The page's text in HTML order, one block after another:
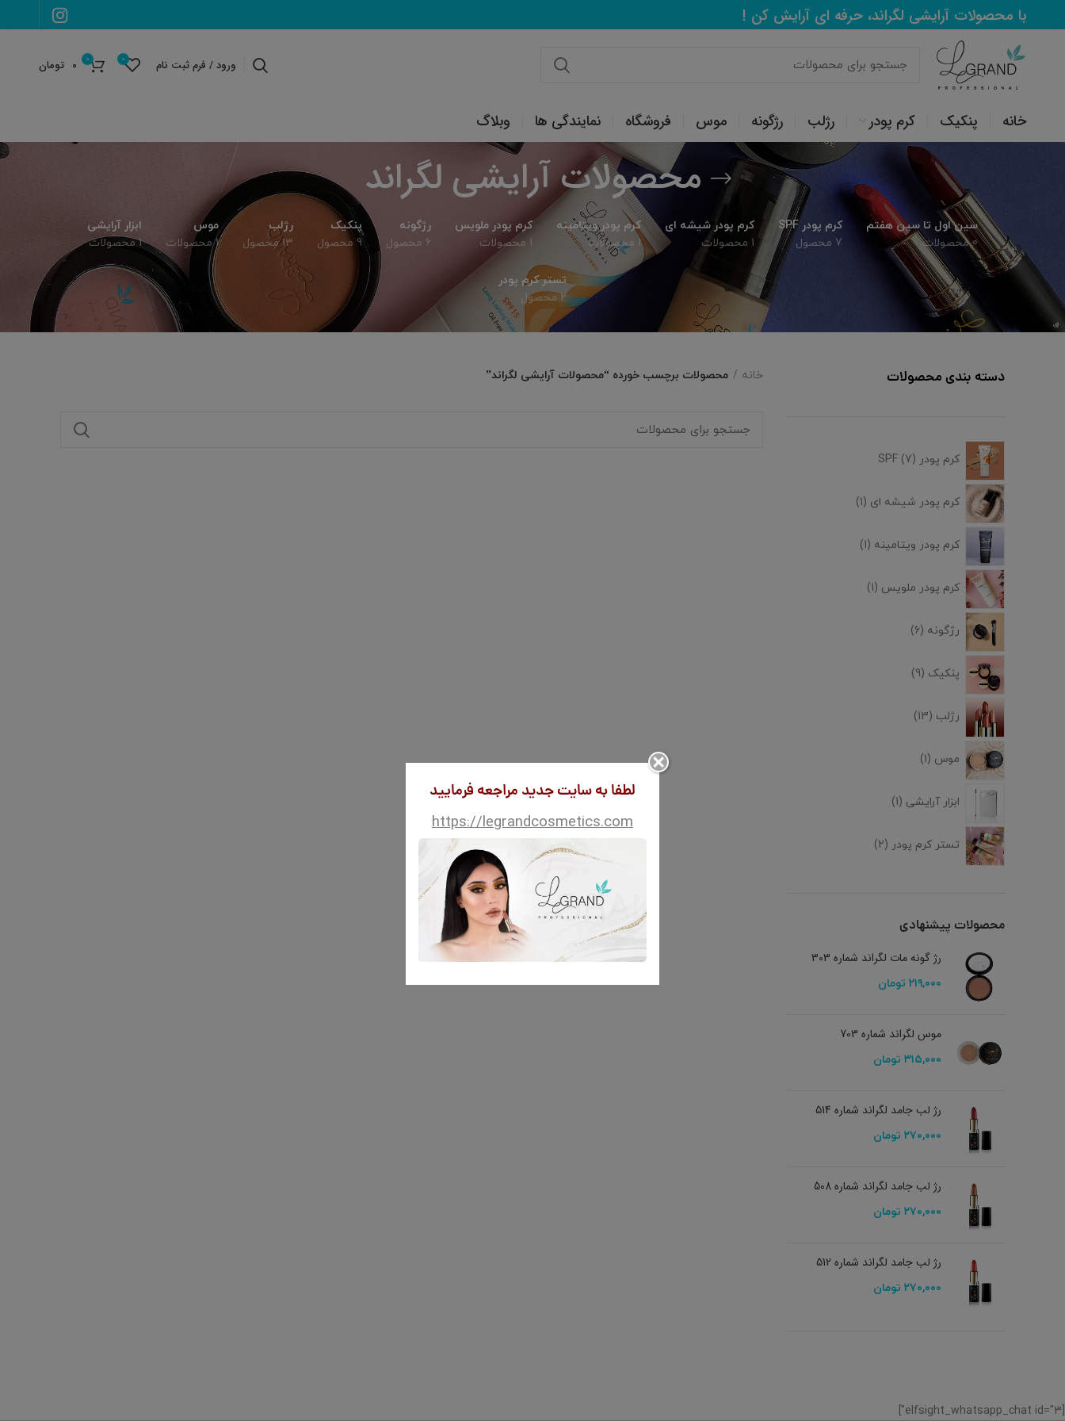
با محصولات آرایشی لگراند، حرفه ای آرایش کن !
ورود / فرم ثبت نام 0
0 ۰ تومان
خانه پنکیک کرم پودر رژلب رژگونه موس فروشگاه نمایندگی ها وبلاگ
محصولات آرایشی لگراند
سین اول تا سین هفتم
0 محصولات
کرم پودر SPF
7 محصول
کرم پودر شیشه ای
1 محصولات
کرم پودر ویتامینه
1 محصولات
کرم پودر ملویس
1 محصولات
رژگونه
6 محصول
پنکیک
9 محصول
رژلب
13 محصول
موس
1 محصولات
ابزار آرایشی
1 محصولات
تستر کرم پودر
2 محصول
دسته بندی محصولات
کرم پودر SPF 7
کرم پودر شیشه ای 1
کرم پودر ویتامینه 1
کرم پودر ملویس 1
رژگونه 6
پنکیک 9
رژلب 13
موس 1
ابزار آرایشی 1
تستر کرم پودر 2
محصولات پیشنهادی
رژ گونه مات لگراند شماره 303
۲۱۹,۰۰۰ تومان
موس لگراند شماره 703
۳۱۵,۰۰۰ تومان
رژ لب جامد لگراند شماره 514
۲۷۰,۰۰۰ تومان
رژ لب جامد لگراند شماره 508
۲۷۰,۰۰۰ تومان
رژ لب جامد لگراند شماره 512
۲۷۰,۰۰۰ تومان
خانه محصولات برچسب خورده “محصولات آرایشی لگراند”
[elfsight_whatsapp_chat id="3"]
لطفا به سایت جدید مراجعه فرمایید
https://legrandcosmetics.com